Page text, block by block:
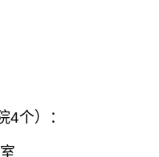
4个）：